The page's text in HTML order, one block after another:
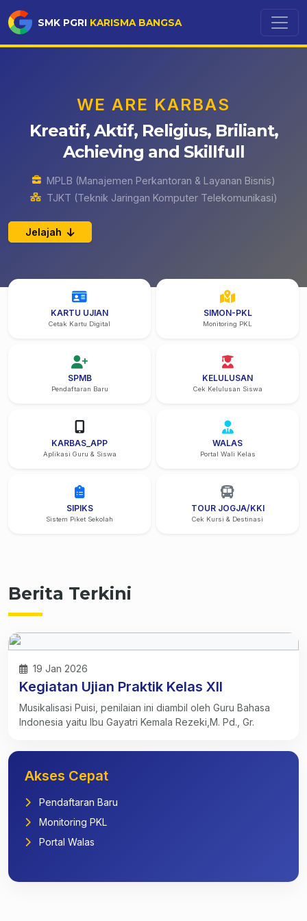
SMK PGRI KARISMA BANGSA
WE ARE KARBAS
Kreatif, Aktif, Religius, Briliant,
Achieving and Skillfull
MPLB (Manajemen Perkantoran & Layanan Bisnis)
TJKT (Teknik Jaringan Komputer Telekomunikasi)
Jelajah
KARTU UJIAN
Cetak Kartu Digital
SIMON-PKL
Monitoring PKL
SPMB
Pendaftaran Baru
KELULUSAN
Cek Kelulusan Siswa
KARBAS_APP
Aplikasi Guru & Siswa
WALAS
Portal Wali Kelas
SIPIKS
Sistem Piket Sekolah
TOUR JOGJA/KKI
Cek Kursi & Destinasi
Berita Terkini
19 Jan 2026
Kegiatan Ujian Praktik Kelas XII
Musikalisasi Puisi, penilaian ini diambil oleh Guru Bahasa
Indonesia yaitu Ibu Gayatri Kemala Rezeki,M. Pd., Gr.
Akses Cepat
Pendaftaran Baru
Monitoring PKL
Portal Walas